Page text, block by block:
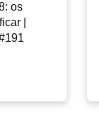
os
|